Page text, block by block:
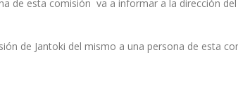
de esta comisión va a informar a la dirección del
de Jantoki del mismo a una persona de esta